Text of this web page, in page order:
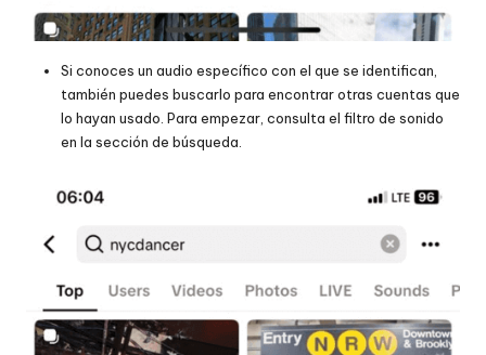
Si conoces un audio específico con el que se identifican,
también puedes buscarlo para encontrar otras cuentas que
lo hayan usado. Para empezar, consulta el filtro de sonido
en la sección de búsqueda.